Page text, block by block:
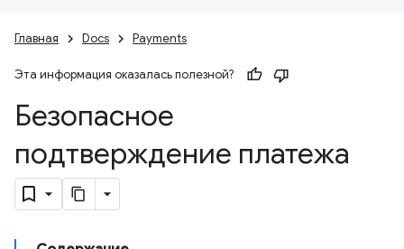
Главная Docs Payments
Эта информация оказалась полезной?
Безопасное
подтверждение платежа